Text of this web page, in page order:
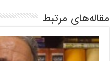
مقاله‌های مرتبط